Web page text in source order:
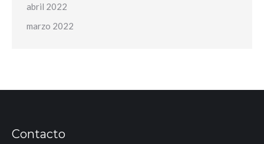
abril 2022
marzo 2022
Contacto